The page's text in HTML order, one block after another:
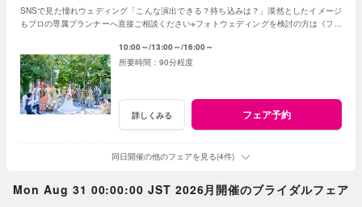
SNSで見た憧れウェディング「こんな演出できる？持ち込みは？」漠然としたイメージ
もプロの専属プランナーへ直接ご相談ください※フォトウェディングを検討の方は《フォ
10:00～ 13:00～ 16:00～
90分程度
詳しくみる フェア予約
同日開催の他のフェアを見る(4件)
Mon Aug 31 00:00:00 JST 2026月開催のブライダルフェア